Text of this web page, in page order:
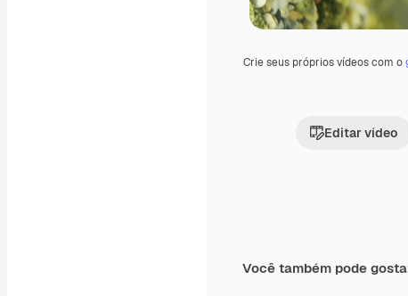
Crie seus próprios vídeos com o
Editar vídeo
Você também pode